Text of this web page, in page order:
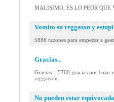
MALISIMO, ES LO PEOR QUE
Vomito su reggaton y
5886 razones para empezar a
Gracias...
Gracias... 5700 gracias por
reggaeton.
No pueden estar